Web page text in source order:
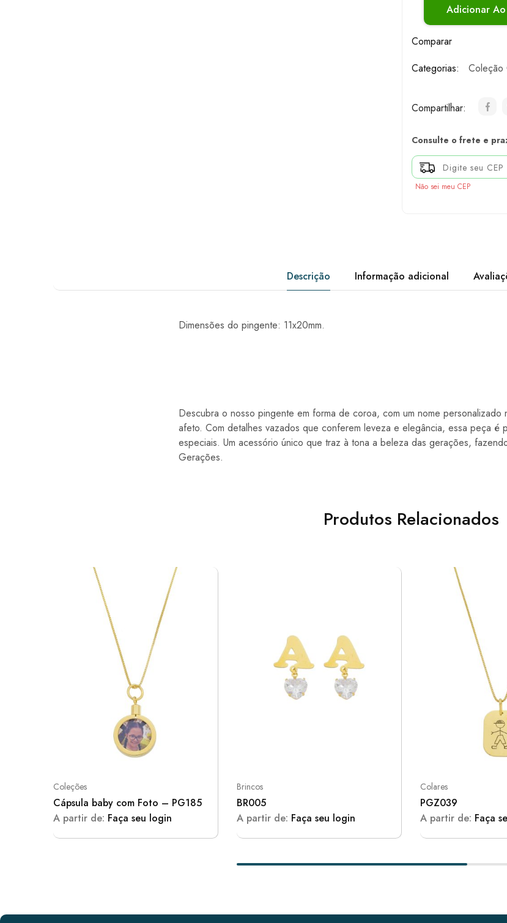
Adicionar
Comparar
Categorias:
Coleção
Compartilhar:
Consulte o frete e
Não sei meu CEP
Descrição Informação adicional
Dimensões do pingente: 11x20mm.
Descubra o nosso pingente em forma de coroa, com um nome
afeto. Com detalhes vazados que conferem leveza e elegância, essa peça é
especiais. Um acessório único que traz à tona a beleza das gerações,
Gerações.
Produtos Relacionados
Coleções
Cápsula baby com Foto – PG185
A partir de: Faça seu login
Brincos
BR005
A partir de: Faça seu login
Colares
PGZ039
A partir de: Faça